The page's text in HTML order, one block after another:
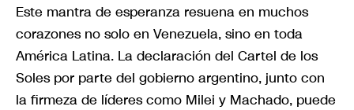
Este mantra de esperanza resuena en muchos
corazones no solo en Venezuela, sino en toda
América Latina. La declaración del Cartel de los
Soles por parte del gobierno argentino, junto con
la firmeza de líderes como Milei y Machado, puede